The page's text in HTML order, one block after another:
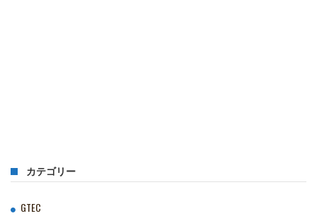
カテゴリー
GTEC